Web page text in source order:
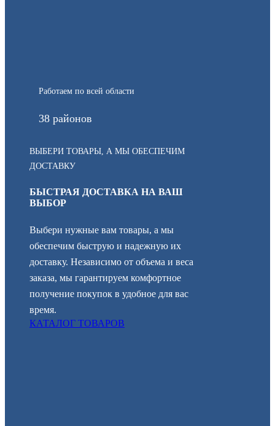
Работаем по всей области
38 районов
ВЫБЕРИ ТОВАРЫ, А МЫ ОБЕСПЕЧИМ
ДОСТАВКУ
БЫСТРАЯ ДОСТАВКА НА ВАШ
ВЫБОР
Выбери нужные вам товары, а мы
обеспечим быструю и надежную их
доставку. Независимо от объема и веса
заказа, мы гарантируем комфортное
получение покупок в удобное для вас
время.
КАТАЛОГ ТОВАРОВ